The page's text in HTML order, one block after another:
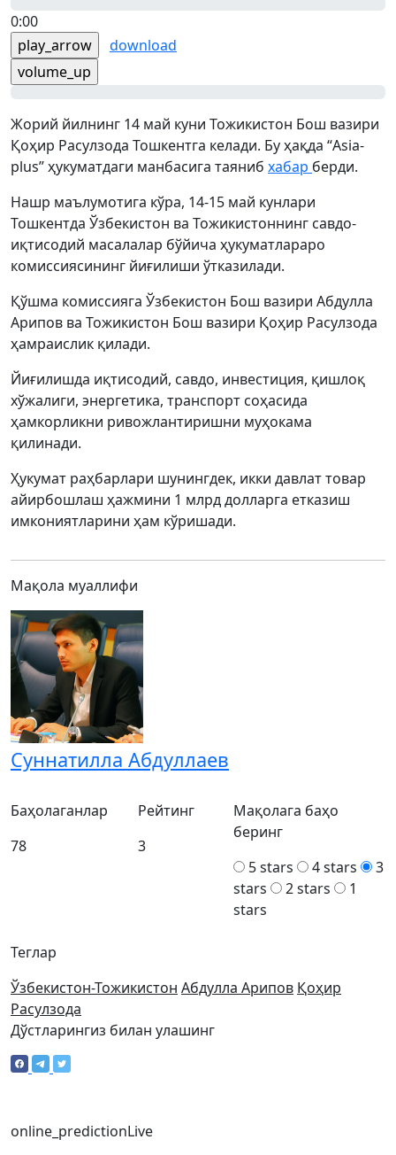
0:00
play_arrow
download
volume_up
Жорий йилнинг 14 май куни Тожикистон Бош вазири
Қоҳир Расулзода Тошкентга келади. Бу ҳақда “Asia-
plus” ҳукуматдаги манбасига таяниб хабар берди.
Нашр маълумотига кўра, 14-15 май кунлари
Тошкентда Ўзбекистон ва Тожикистоннинг савдо-
иқтисодий масалалар бўйича ҳукуматлараро
комиссиясининг йиғилиши ўтказилади.
Қўшма комиссияга Ўзбекистон Бош вазири Абдулла
Арипов ва Тожикистон Бош вазири Қоҳир Расулзода
ҳамраислик қилади.
Йиғилишда иқтисодий, савдо, инвестиция, қишлоқ
хўжалиги, энергетика, транспорт соҳасида
ҳамкорликни ривожлантиришни муҳокама
қилинади.
Ҳукумат раҳбарлари шунингдек, икки давлат товар
айирбошлаш ҳажмини 1 млрд долларга етказиш
имкониятларини ҳам кўришади.
Мақола муаллифи
Суннатилла Абдуллаев
Теглар
Ўзбекистон-Тожикистон Абдулла Арипов Қоҳир
Расулзода
Баҳолаганлар
78
Рейтинг
3
Мақолага баҳо
беринг
5 stars
4 stars
3
stars
2 stars
1
stars
Дўстларингиз билан улашинг
online_predictionLive